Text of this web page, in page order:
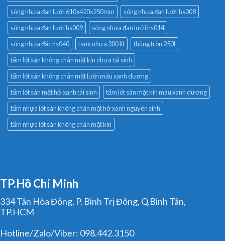
sóng nhựa đan lưới 610x420x250mm
sóng nhựa đan lưới hs008
sóng nhựa đan lưới hs009
sóng nhựa đan lưới hs014
sóng nhựa đặc hs040
tank nhựa 300 lít
thùng tròn 250l
tấm lót sàn không chân mặt kín nhựa tái sinh
tấm lót sàn không chân mặt lưới màu xanh dương
tấm lót sàn mặt hở xanh tái sinh
tấm lót sàn mặt kín màu xanh dương
tấm nhựa lót sàn không chân mặt hở xanh nguyên sinh
tấm nhựa lót sàn không chân mặt kín
TP.Hồ Chí Minh
334 Tân Hòa Đông, P. Bình Trị Đông, Q.Bình Tân,
TP.HCM
Hotline/Zalo/Viber: 098.442.3150